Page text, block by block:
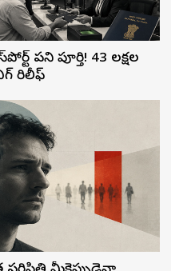
పని పూర్తి! 43 లక్షల
రిలీఫ్